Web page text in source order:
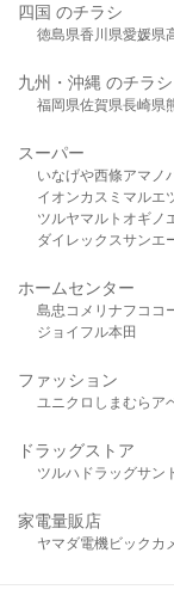
四国 のチラシ
徳島県香川県愛媛県
九州・沖縄 のチラシ
福岡県佐賀県長崎県
スーパー
いなげや西條アマノ
イオンカスミ マルエ
ツルヤマルト オギノ
ダイレックスサンエ
ホームセンター
島忠 コメリ ナフコ コ
ジョイフル本田
ファッション
ユニクロ しまむら ア
ドラッグストア
ツルハドラッグサン
家電量販店
ヤマダ電機ビックカ